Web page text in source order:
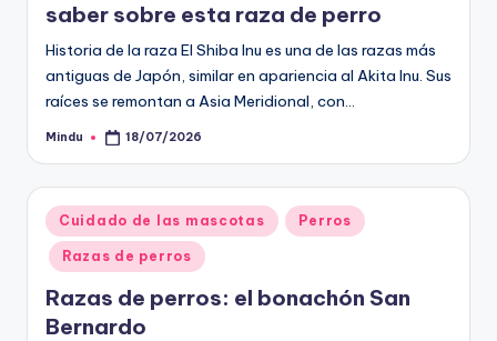
saber sobre esta raza de perro
Historia de la raza El Shiba Inu es una de las razas más
antiguas de Japón, similar en apariencia al Akita Inu. Sus
raíces se remontan a Asia Meridional, con…
Publicado
Mindu 18/07/2026
Publicado
en
Cuidado de las mascotas Perros
Razas de perros
Razas de perros: el bonachón San
Bernardo